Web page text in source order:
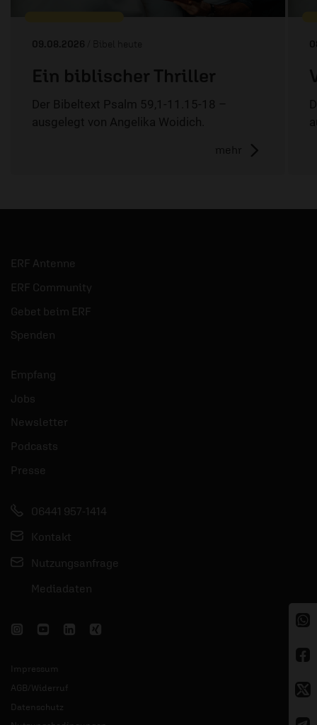
09.08.2026 / Bibel heute
Ein biblischer Thriller
Der Bibeltext Psalm 59,1-11.15-18 –
ausgelegt von Angelika Woidich.
mehr
ERF Antenne
ERF Community
Gebet beim ERF
Spenden
Empfang
Jobs
Newsletter
Podcasts
Presse
06441 957-1414
Kontakt
Nutzungsanfrage
Mediadaten
Impressum
AGB/Widerruf
Datenschutz